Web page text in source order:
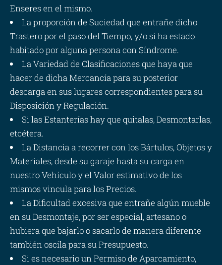
Enseres en el mismo.
La proporción de Suciedad que entrañe dicho
Trastero por el paso del Tiempo, y/o si ha estado
habitado por alguna persona con Síndrome.
La Variedad de Clasificaciones que haya que
hacer de dicha Mercancía para su posterior
descarga en sus lugares correspondientes para su
Disposición y Regulación.
Si las Estanterías hay que quitalas, Desmontarlas,
etcétera.
La Distancia a recorrer con los Bártulos, Objetos y
Materiales, desde su garaje hasta su carga en
nuestro Vehículo y el Valor estimativo de los
mismos vincula para los Precios.
La Dificultad excesiva que entrañe algún mueble
en su Desmontaje, por ser especial, artesano o
hubiera que bajarlo o sacarlo de manera diferente
también oscila para su Presupuesto.
Si es necesario un Permiso de Aparcamiento,